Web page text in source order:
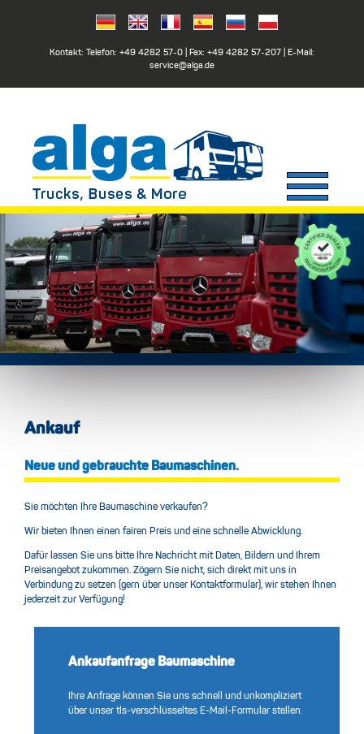
Kontakt: Telefon: +49 4282 57-0 | Fax: +49 4282 57-207 | E-Mail:
service@alga.de
Ankauf
Neue und gebrauchte Baumaschinen.
Sie möchten Ihre Baumaschine verkaufen?
Wir bieten Ihnen einen fairen Preis und eine schnelle Abwicklung.
Dafür lassen Sie uns bitte Ihre Nachricht mit Daten, Bildern und Ihrem
Preisangebot zukommen. Zögern Sie nicht, sich direkt mit uns in
Verbindung zu setzen (gern über unser Kontaktformular), wir stehen Ihnen
jederzeit zur Verfügung!
Ankaufanfrage Baumaschine
Ihre Anfrage können Sie uns schnell und unkompliziert
über unser tls-verschlüsseltes E-Mail-Formular stellen.